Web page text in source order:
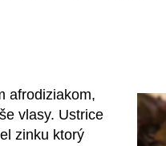
afrodiziakom,
vlasy. Ustrice
zinku ktorý